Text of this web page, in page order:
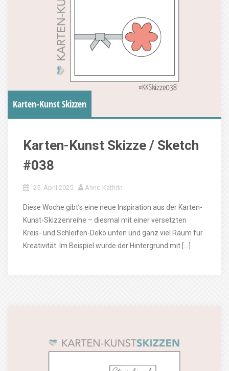
Karten-Kunst Skizzen
Karten-Kunst Skizze / Sketch
#038
25. April 2025 Anne-Kathrin
Diese Woche gibt’s eine neue Inspiration aus der Karten-
Kunst-Skizzenreihe – diesmal mit einer versetzten
Kreis- und Schleifen-Deko unten und ganz viel Raum für
Kreativität. Im Beispiel wurde der Hintergrund mit […]